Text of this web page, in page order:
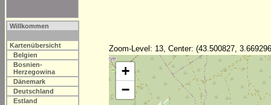
Willkommen
Kartenübersicht
Belgien
Bosnien-
Herzegowina
Dänemark
Deutschland
Estland
Zoom-Level: 13, Center: (43.500827,
+
−